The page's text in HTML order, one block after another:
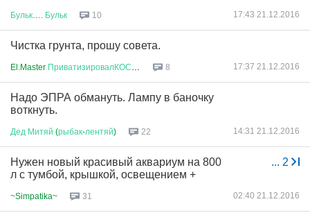
Бульк Бульк 10 17:43 21.12.2016
Чистка грунта, прошу совета.
El.Master ПриватизировалКОСМОС 8 17:37 21.12.2016
Надо ЭПРА обмануть. Лампу в баночку
воткнуть.
Дед Митяй (рыбак-лентяй) 22 14:31 21.12.2016
... 2
Нужен новый красивый аквариум на 800
л с тумбой, крышкой, освещением +
~Simpatika~ 31 02:40 21.12.2016